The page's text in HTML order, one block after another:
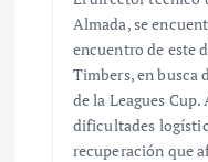
Almada, se
encuentro de este
Timbers, en busca
de la Leagues
dificultades
recuperación que